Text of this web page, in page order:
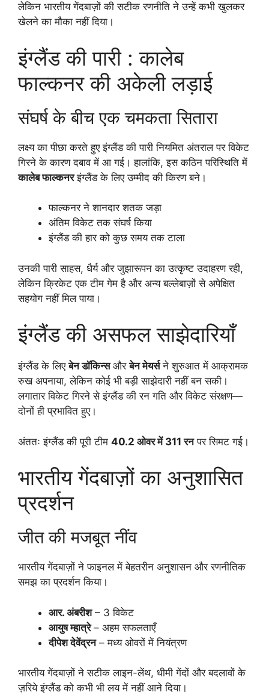
लेकिन भारतीय गेंदबाज़ों की सटीक रणनीति ने उन्हें कभी खुलकर
खेलने का मौका नहीं दिया।
इंग्लैंड की पारी : कालेब
फाल्कनर की अकेली लड़ाई
संघर्ष के बीच एक चमकता सितारा
लक्ष्य का पीछा करते हुए इंग्लैंड की पारी नियमित अंतराल पर विकेट
गिरने के कारण दबाव में आ गई। हालांकि, इस कठिन परिस्थिति में
कालेब फाल्कनरइंग्लैंड के लिए उम्मीद की किरण बने।
फाल्कनर ने शानदार शतक जड़ा
अंतिम विकेट तक संघर्ष किया
इंग्लैंड की हार को कुछ समय तक टाला
उनकी पारी साहस, धैर्य और जुझारूपन का उत्कृष्ट उदाहरण रही,
लेकिन क्रिकेट एक टीम गेम है और अन्य बल्लेबाज़ों से अपेक्षित
सहयोग नहीं मिल पाया।
इंग्लैंड की असफल साझेदारियाँ
इंग्लैंड के लिएबेन डॉकिन्सऔरबेन मेयर्सने शुरुआत में आक्रामक
रुख अपनाया, लेकिन कोई भी बड़ी साझेदारी नहीं बन सकी।
लगातार विकेट गिरने से इंग्लैंड की रन गति और विकेट संरक्षण—
दोनों ही प्रभावित हुए।
अंततः इंग्लैंड की पूरी टीम 40.2 ओवर में 311 रनपर सिमट गई।
भारतीय गेंदबाज़ों का अनुशासित
प्रदर्शन
जीत की मजबूत नींव
भारतीय गेंदबाज़ों ने फाइनल में बेहतरीन अनुशासन और रणनीतिक
समझ का प्रदर्शन किया।
आर. अंबरीश– 3 विकेट
आयुष म्हात्रे– अहम सफलताएँ
दीपेश देवेंद्रन– मध्य ओवरों में नियंत्रण
भारतीय गेंदबाज़ों ने सटीक लाइन-लेंथ, धीमी गेंदों और बदलावों के
ज़रिये इंग्लैंड को कभी भी लय में नहीं आने दिया।